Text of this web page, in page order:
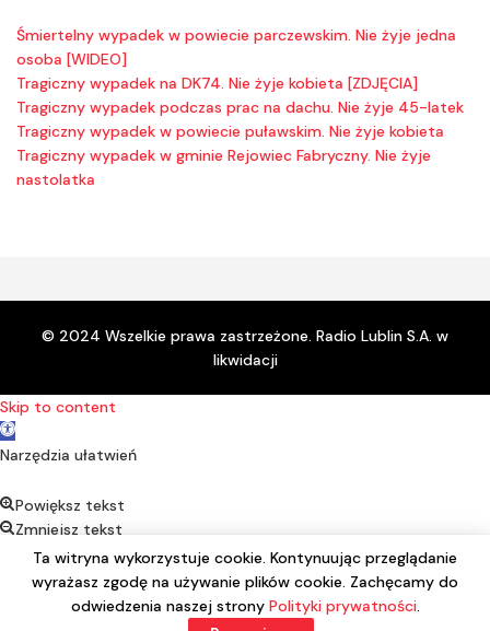
Śmiertelny wypadek w powiecie parczewskim. Nie żyje jedna
osoba [WIDEO]
Tragiczny wypadek na DK74. Nie żyje kobieta [ZDJĘCIA]
Tragiczny wypadek podczas prac na dachu. Nie żyje 45-latek
Tragiczny wypadek w powiecie puławskim. Nie żyje kobieta
Tragiczny wypadek w gminie Rejowiec Fabryczny. Nie żyje
nastolatka
© 2024 Wszelkie prawa zastrzeżone. Radio Lublin S.A. w
likwidacji
Ta witryna wykorzystuje cookie. Kontynuując przeglądanie
wyrażasz zgodę na używanie plików cookie. Zachęcamy do
odwiedzenia naszej strony Polityki prywatności.
Skip to content
Open toolbar
Narzędzia ułatwień
Powiększ tekst
Zmniejsz tekst
Kontrast
Negatyw
Podkreśl linki